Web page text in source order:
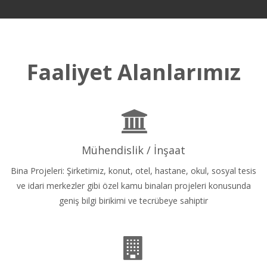
Faaliyet Alanlarımız
Mühendislik / İnşaat
Bina Projeleri: Şirketimiz, konut, otel, hastane, okul, sosyal tesis
ve idari merkezler gibi özel kamu binaları projeleri konusunda
geniş bilgi birikimi ve tecrübeye sahiptir